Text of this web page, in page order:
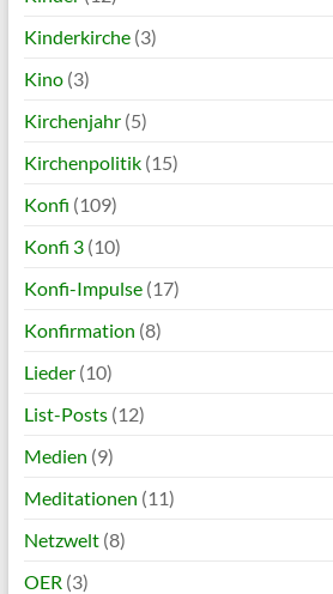
Kinderkirche(3)
Kino(3)
Kirchenjahr(5)
Kirchenpolitik(15)
Konfi (109)
Konfi 3(10)
Konfi-Impulse(17)
Konfirmation (8)
Lieder(10)
List-Posts(12)
Medien (9)
Meditationen (11)
Netzwelt(8)
OER (3)